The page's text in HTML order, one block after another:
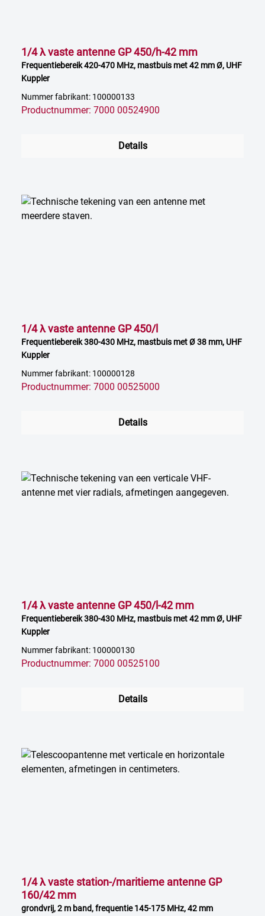
1/4 λ vaste antenne GP 450/h-42 mm
Frequentiebereik 420-470 MHz, mastbuis met 42 mm Ø, UHF
Kuppler
Nummer fabrikant: 100000133
Productnummer: 7000 00524900
Details
1/4 λ vaste antenne GP 450/l
Frequentiebereik 380-430 MHz, mastbuis met Ø 38 mm, UHF
Kuppler
Nummer fabrikant: 100000128
Productnummer: 7000 00525000
Details
1/4 λ vaste antenne GP 450/l-42 mm
Frequentiebereik 380-430 MHz, mastbuis met 42 mm Ø, UHF
Kuppler
Nummer fabrikant: 100000130
Productnummer: 7000 00525100
Details
1/4 λ vaste station-/maritieme antenne GP
160/42 mm
grondvrij, 2 m band, frequentie 145-175 MHz, 42 mm